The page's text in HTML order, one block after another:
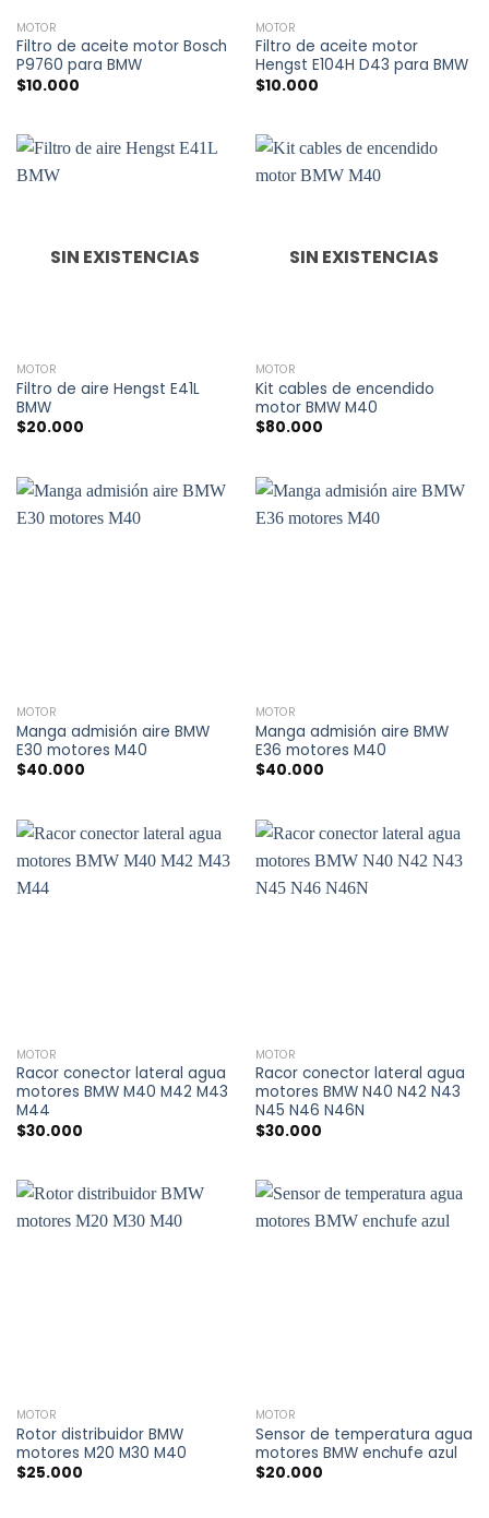
MOTOR
Filtro de aceite motor Bosch
P9760 para BMW
$10.000
MOTOR
Filtro de aceite motor
Hengst E104H D43 para BMW
$10.000
SIN EXISTENCIAS
MOTOR
Filtro de aire Hengst E41L
BMW
$20.000
SIN EXISTENCIAS
MOTOR
Kit cables de encendido
motor BMW M40
$80.000
MOTOR
Manga admisión aire BMW
E30 motores M40
$40.000
MOTOR
Manga admisión aire BMW
E36 motores M40
$40.000
MOTOR
Racor conector lateral agua
motores BMW M40 M42 M43
M44
$30.000
MOTOR
Racor conector lateral agua
motores BMW N40 N42 N43
N45 N46 N46N
$30.000
MOTOR
Rotor distribuidor BMW
motores M20 M30 M40
$25.000
MOTOR
Sensor de temperatura agua
motores BMW enchufe azul
$20.000